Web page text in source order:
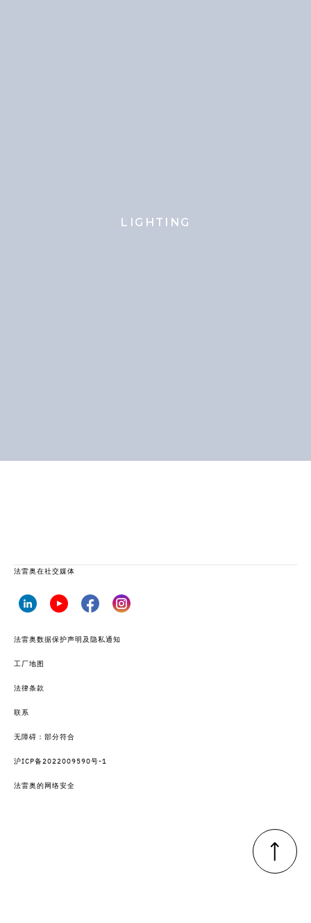
LIGHTING
法雷奥在社交媒体
法雷奥数据保护声明及隐私通知
工厂地图
法律条款
联系
无障碍：部分符合
沪ICP备2022009590号-1
法雷奥的网络安全